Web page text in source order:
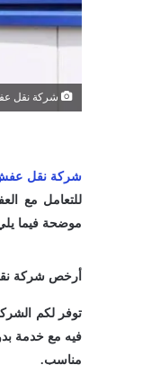
شركة نقل
شركة نقل
للتعامل مع
موضحة فيما
أرخص شركة
توفر لكم
فيه مع خدمة
مناسب.